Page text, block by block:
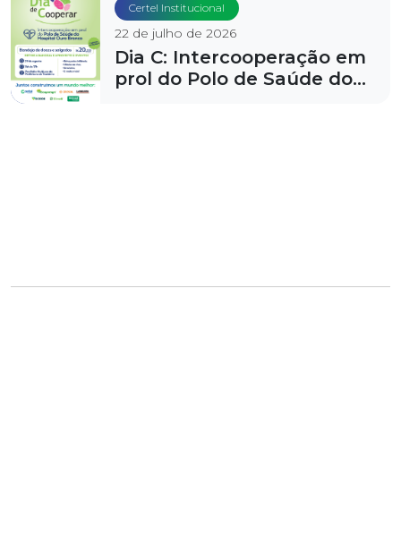
Certel Institucional
22 de julho de 2026
Dia C: Intercooperação em
prol do Polo de Saúde do